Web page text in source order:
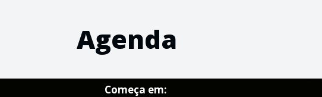
Agenda
Começa em: